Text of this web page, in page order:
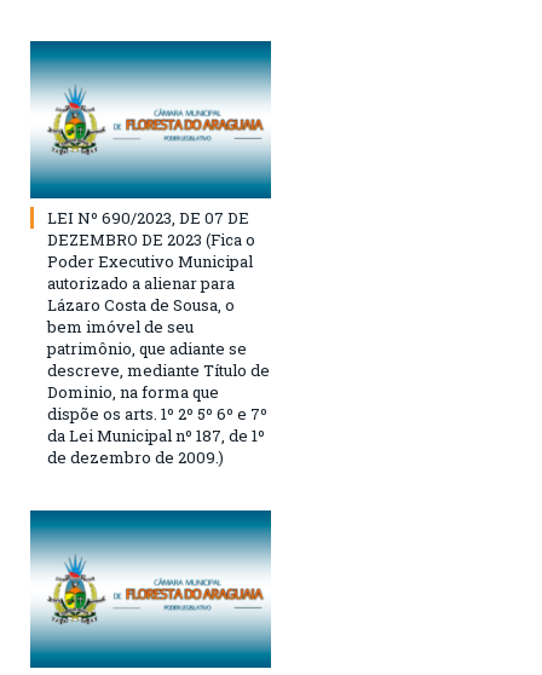
LEI Nº 690/2023, DE 07 DE
DEZEMBRO DE 2023 (Fica o
Poder Executivo Municipal
autorizado a alienar para
Lázaro Costa de Sousa, o
bem imóvel de seu
patrimônio, que adiante se
descreve, mediante Título de
Dominio, na forma que
dispõe os arts. 1º 2º 5º 6º e 7º
da Lei Municipal nº 187, de 1º
de dezembro de 2009.)